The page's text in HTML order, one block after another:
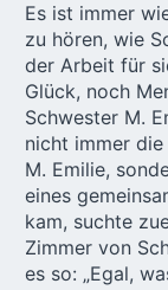
Es ist immer
zu hören, wie
der Arbeit für
Glück, noch
Schwester M.
nicht immer
M. Emilie,
eines
kam, suchte
Zimmer von
es so: „Egal,